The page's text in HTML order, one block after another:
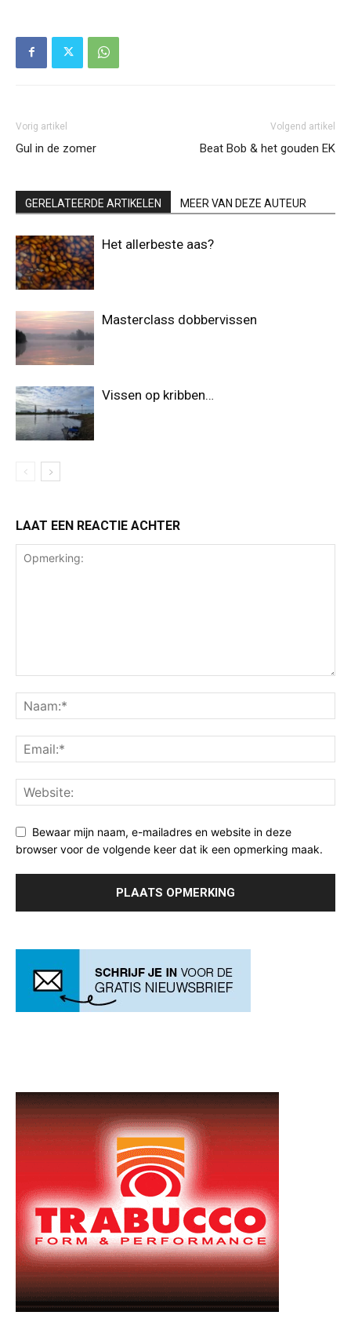
Vorig artikel
Gul in de zomer
Volgend artikel
Beat Bob & het gouden EK
GERELATEERDE ARTIKELEN MEER VAN DEZE AUTEUR
Het allerbeste aas?
Masterclass dobbervissen
Vissen op kribben…
LAAT EEN REACTIE ACHTER
Bewaar mijn naam, e-mailadres en website in deze
browser voor de volgende keer dat ik een opmerking maak.